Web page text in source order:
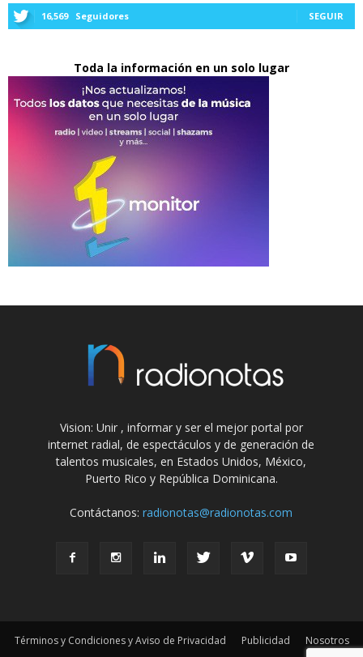
16,569 Seguidores SEGUIR
Toda la información en un solo lugar
Vision: Unir , informar y ser el mejor portal por
internet radial, de espectáculos y de generación de
talentos musicales, en Estados Unidos, México,
Puerto Rico y República Dominicana.
Contáctanos:radionotas@radionotas.com
Términos y Condiciones y Aviso de Privacidad Publicidad Nosotros